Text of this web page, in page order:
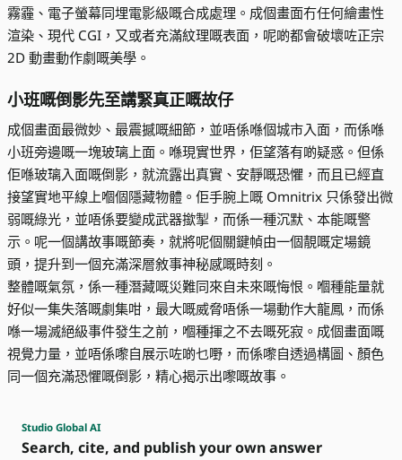
霧霾、電子螢幕同埋電影級嘅合成處理。成個畫面冇任何繪畫性
渲染、現代 CGI，又或者充滿紋理嘅表面，呢啲都會破壞咗正宗
2D 動畫動作劇嘅美學。
小班嘅倒影先至講緊真正嘅故仔
成個畫面最微妙、最震撼嘅細節，並唔係喺個城市入面，而係喺
小班旁邊嘅一塊玻璃上面。喺現實世界，佢望落有啲疑惑。但係
佢喺玻璃入面嘅倒影，就流露出真實、安靜嘅恐懼，而且已經直
接望實地平線上嗰個隱藏物體。佢手腕上嘅 Omnitrix 只係發出微
弱嘅綠光，並唔係要變成武器撳掣，而係一種沉默、本能嘅警
示。呢一個講故事嘅節奏，就將呢個關鍵幀由一個靚嘅定場鏡
頭，提升到一個充滿深層敘事神秘感嘅時刻。
整體嘅氣氛，係一種潛藏嘅災難同來自未來嘅悔恨。嗰種能量就
好似一集失落嘅劇集咁，最大嘅威脅唔係一場動作大龍鳳，而係
喺一場滅絕級事件發生之前，嗰種揮之不去嘅死寂。成個畫面嘅
視覺力量，並唔係嚟自展示咗啲乜嘢，而係嚟自透過構圖、顏色
同一個充滿恐懼嘅倒影，精心揭示出嚟嘅故事。
Studio Global AI
Search, cite, and publish your own answer